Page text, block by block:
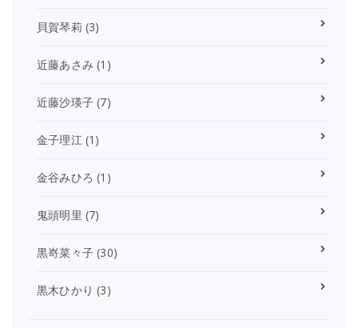
貝賀琴莉 (3)
近藤あさみ (1)
近藤沙瑛子 (7)
金子理江(1)
金谷みひろ (1)
鬼頭明里 (7)
黒嵜菜々子 (30)
黒木ひかり (3)